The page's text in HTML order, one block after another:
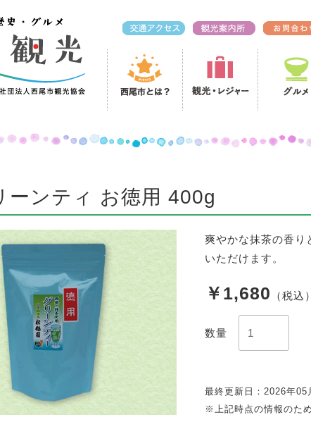
ーンティ お徳用 400g
爽やかな抹茶の香り
いただけます。
￥1,680 （税込）
数量
最終更新日：2026年05
※上記時点の情報のた